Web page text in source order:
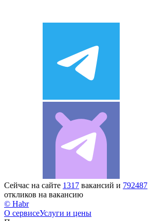
Сейчас на сайте 1317 вакансий и 792487
откликов на вакансию
© Habr
О сервисеУслуги и цены